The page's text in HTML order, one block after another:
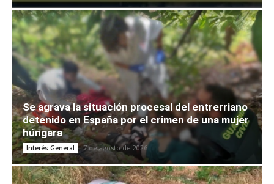
Se agrava la situación procesal del entrerriano
detenido en España por el crimen de una mujer
húngara
Interés General 7 de agosto de 2026